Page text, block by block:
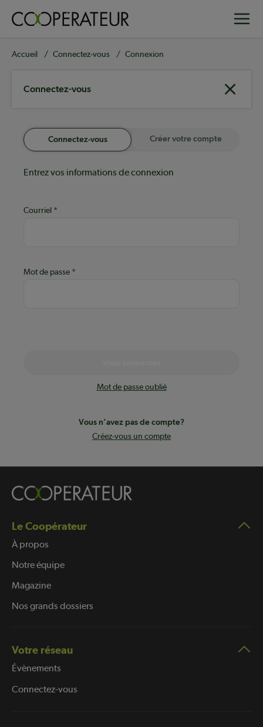
principal
Fil
Accueil Connectez-vous Connexion
Connectez-vous
Connectez-vous Créer votre compte
Entrez vos informations de connexion
Courriel
Mot de passe
Mot de passe oublié
Vous n’avez pas de compte?
Créez-vous un compte
Le Coopérateur
À propos
Notre équipe
Magazine
Nos grands dossiers
Votre réseau
Évènements
Connectez-vous